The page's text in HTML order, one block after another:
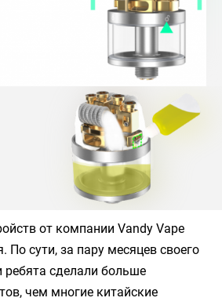
от компании Vandy Vape
По сути, за пару месяцев своего
ребята сделали больше
чем многие китайские